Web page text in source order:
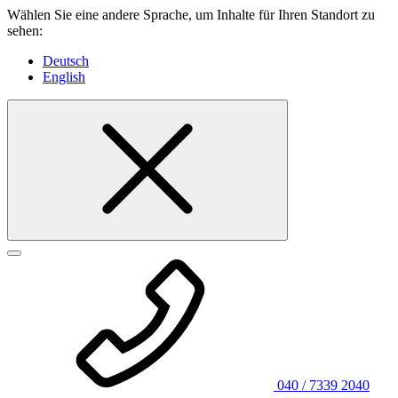
Wählen Sie eine andere Sprache, um Inhalte für Ihren Standort zu
sehen:
Deutsch
English
040 / 7339 2040